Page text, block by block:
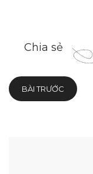
Chia sẻ
BÀI TRƯỚC